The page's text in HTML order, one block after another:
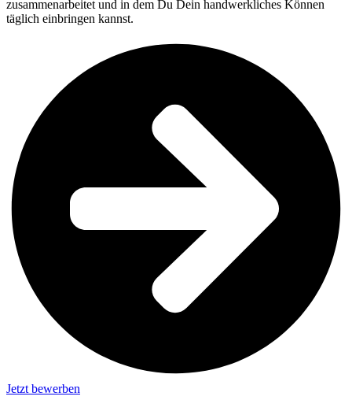
zusammenarbeitet und in dem Du Dein handwerkliches Können
täglich einbringen kannst.
Jetzt bewerben